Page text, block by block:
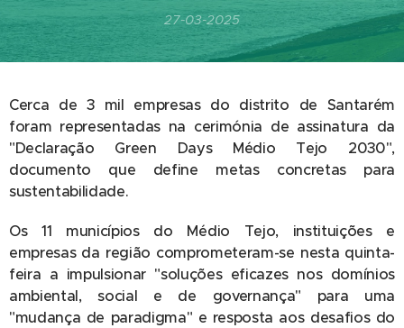
27-03-2025
Cerca de 3 mil empresas do distrito de Santarém
foram representadas na cerimónia de assinatura da
"Declaração Green Days Médio Tejo 2030",
documento que define metas concretas para
sustentabilidade.
Os 11 municípios do Médio Tejo, instituições e
empresas da região comprometeram-se nesta quinta-
feira a impulsionar "soluções eficazes nos domínios
ambiental, social e de governança" para uma
"mudança de paradigma" e resposta aos desafios do